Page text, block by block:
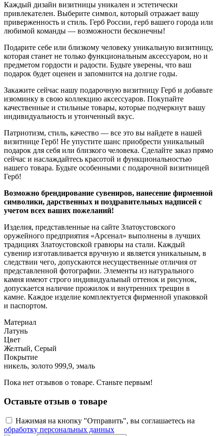
Каждый дизайн визитницы уникален и эстетически
привлекателен. Выберите символ, который отражает вашу
приверженность и стиль. Герб России, герб вашего города или
любимой команды — возможности бесконечны!
Подарите себе или близкому человеку уникальную визитницу,
которая станет не только функциональным аксессуаром, но и
предметом гордости и радости. Будьте уверены, что ваш
подарок будет оценен и запомнится на долгие годы.
Закажите сейчас нашу подарочную визитницу Герб и добавьте
изюминку в свою коллекцию аксессуаров. Покупайте
качественные и стильные товары, которые подчеркнут вашу
индивидуальность и утонченный вкус.
Патриотизм, стиль, качество — все это вы найдете в нашей
визитнице Герб! Не упустите шанс приобрести уникальный
подарок для себя или близкого человека. Сделайте заказ прямо
сейчас и наслаждайтесь красотой и функциональностью
нашего товара. Будьте особенными с подарочной визитницей
Герб!
Возможно брендирование сувениров, нанесение фирменной
символики, дарственных и поздравительных надписей с
учетом всех ваших пожеланий!
Изделия, представленные на сайте Златоустовского
оружейного предприятия «Арсенал» выполнены в лучших
традициях Златоустовской гравюры на стали. Каждый
сувенир изготавливается вручную и является уникальным, в
следствии чего, допускаются несущественные отличия от
представленной фотографии. Элементы из натурального
камня имеют строго индивидуальный оттенок и рисунок,
допускается наличие прожилок и внутренних трещин в
камне. Каждое изделие комплектуется фирменной упаковкой
и паспортом.
Материал
Латунь
Цвет
Желтый, Серый
Покрытие
никель, золото 999,9, эмаль
Пока нет отзывов о товаре. Станьте первым!
Оставьте отзыв о товаре
Нажимая на кнопку "Отправить", вы соглашаетесь на
обработку персональных данных